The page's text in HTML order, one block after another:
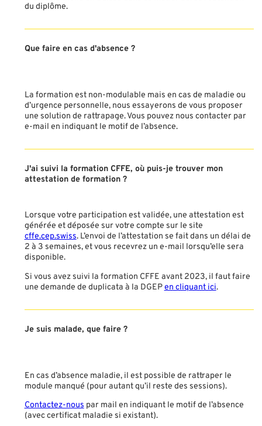
du diplôme.
Que faire en cas d'absence ?
La formation est non-modulable mais en cas de maladie ou
d’urgence personnelle, nous essayerons de vous proposer
une solution de rattrapage. Vous pouvez nous contacter par
e-mail en indiquant le motif de l’absence.
J'ai suivi la formation CFFE, où puis-je trouver mon
attestation de formation ?
Lorsque votre participation est validée, une attestation est
générée et déposée sur votre compte sur le site
cffe.cep.swiss. L’envoi de l’attestation se fait dans un délai de
2 à 3 semaines, et vous recevrez un e-mail lorsqu’elle sera
disponible.
Si vous avez suivi la formation CFFE avant 2023, il faut faire
une demande de duplicata à la DGEPen cliquant ici.
Je suis malade, que faire ?
En cas d’absence maladie, il est possible de rattraper le
module manqué (pour autant qu’il reste des sessions).
Contactez-nous par mail en indiquant le motif de l’absence
(avec certificat maladie si existant).